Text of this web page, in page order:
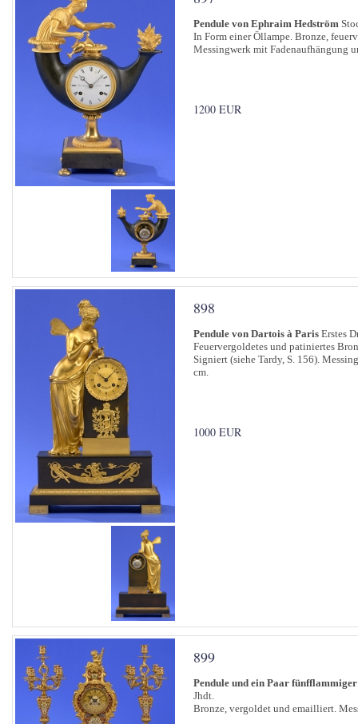
Pendule von Ephraim Hedström
In Form einer Öllampe. Bronze,
Messingwerk mit Fadenaufhängung
1200 EUR
898
Pendule von Dartois à Paris Erstes
Feuervergoldetes und patiniertes
Signiert (siehe Tardy, S. 156).
cm.
1000 EUR
899
Pendule und ein Paar
Jhdt.
Bronze, vergoldet und emailliert.